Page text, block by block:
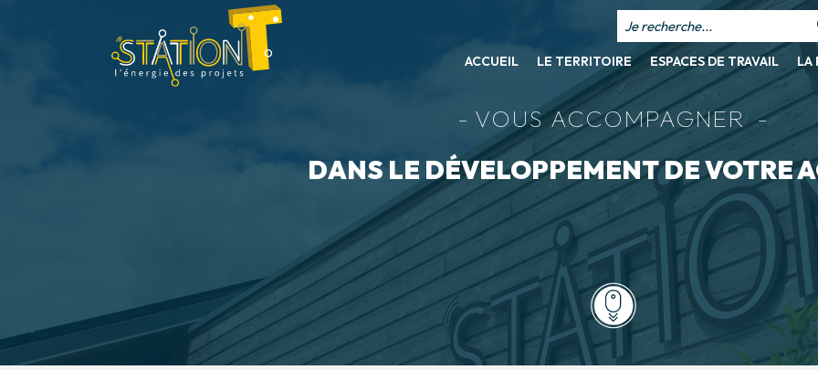
ACCUEIL LE TERRITOIRE ESPACES DE TRAVAIL LA
VOUS ACCOMPAGNER
DANS LE DÉVELOPPEMENT DE VOTRE